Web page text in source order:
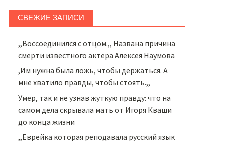
СВЕЖИЕ ЗАПИСИ
,,Воссоединился с отцом.,, Названа причина
смерти известного актера Алексея Наумова
,Им нужна была ложь, чтобы держаться. А
мне хватило правды, чтобы стоять.,,
Умер, так и не узнав жуткую правду: что на
самом дела скрывала мать от Игоря Кваши
до конца жизни
,,Еврейка которая реподавала русский язык